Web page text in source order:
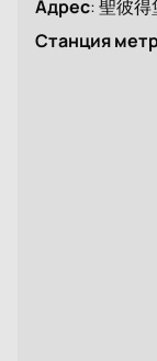
Адрес:聖彼得
Станция